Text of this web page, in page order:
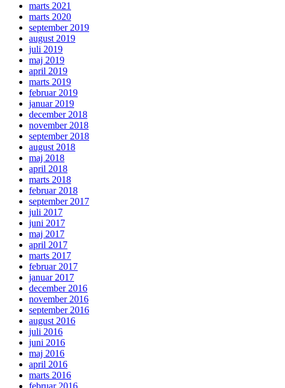
marts 2021
marts 2020
september 2019
august 2019
juli 2019
maj 2019
april 2019
marts 2019
februar 2019
januar 2019
december 2018
november 2018
september 2018
august 2018
maj 2018
april 2018
marts 2018
februar 2018
september 2017
juli 2017
juni 2017
maj 2017
april 2017
marts 2017
februar 2017
januar 2017
december 2016
november 2016
september 2016
august 2016
juli 2016
juni 2016
maj 2016
april 2016
marts 2016